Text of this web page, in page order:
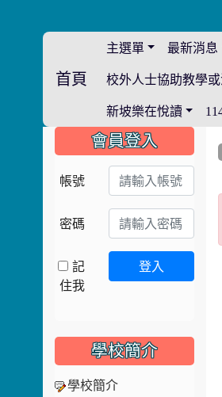
首頁
主選單 最新消息
校外人士協助教學
新坡樂在悅讀
::: 會員登入
帳號
密碼
記
住我
登入
學校簡介
學校簡介